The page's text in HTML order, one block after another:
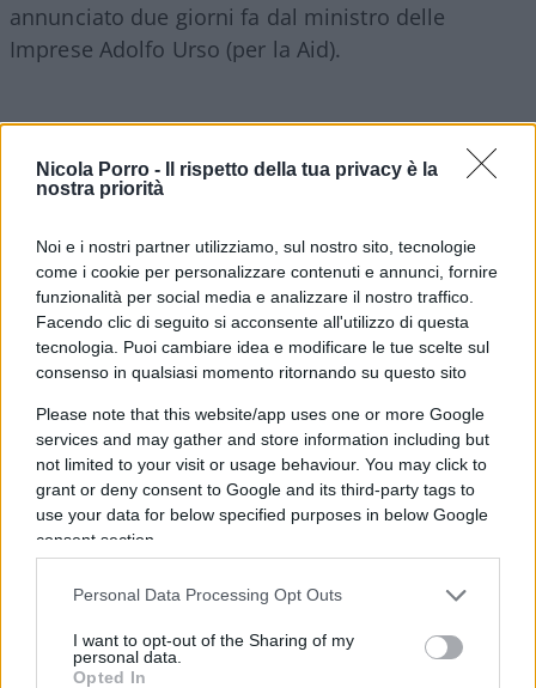
Nicola Porro -
Il rispetto della tua privacy è la
nostra priorità
Noi e i nostri partner utilizziamo, sul nostro sito, tecnologie
come i cookie per personalizzare contenuti e annunci, fornire
funzionalità per social media e analizzare il nostro traffico.
Facendo clic di seguito si acconsente all'utilizzo di questa
tecnologia. Puoi cambiare idea e modificare le tue scelte sul
consenso in qualsiasi momento ritornando su questo sito
Please note that this website/app uses one or more Google
services and may gather and store information including but
not limited to your visit or usage behaviour. You may click to
grant or deny consent to Google and its third-party tags to
use your data for below specified purposes in below Google
consent section.
Personal Data Processing Opt Outs
I want to opt-out of the Sharing of my
personal data.
Opted In
annunciato due giorni fa dal ministro delle
Imprese Adolfo Urso (per la Aid).
Si badi bene, però: il parlamentare con gli stivali
rimane totalmente estraneo alla vicenda
quest’ultima abbia ricoperto la posizione di
consigliere all’interno delle cooperative gestite
dalla suocera. Una situazione, però, che incide
pesantemente sotto il profilo politico, per quella
cheera diventata la nuova star della sinistra
del cosmopolitismo, dell’immigrazione regolare.
Soumahoro ha ammesso di aver commesso “una
leggerezza” dagli studi televisivi di Piazzapulita,ma
i suoi compagni di partito sembrano averlo già
scaricato. Fino ad arrivare ai casi eclatanti di Zoro,
deputato con gli stivali e che oggi cercano di
dissociarsi dalla sua conoscenza.